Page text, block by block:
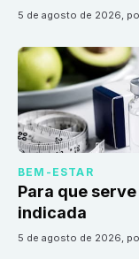
5 de agosto de 2026,
BEM-ESTAR
Para que
indicada
5 de agosto de 2026,